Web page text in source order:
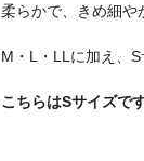
柔らかで、きめ細や
M・L・LLに加え、
こちらはSサイズです